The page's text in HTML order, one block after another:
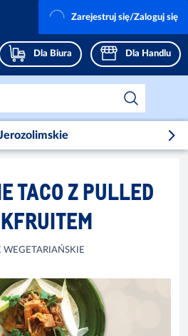
Dla Biura Dla Handlu
Zarejestruj się/Zaloguj się
TACO Z PULLED
WEGETARIAŃSKIE